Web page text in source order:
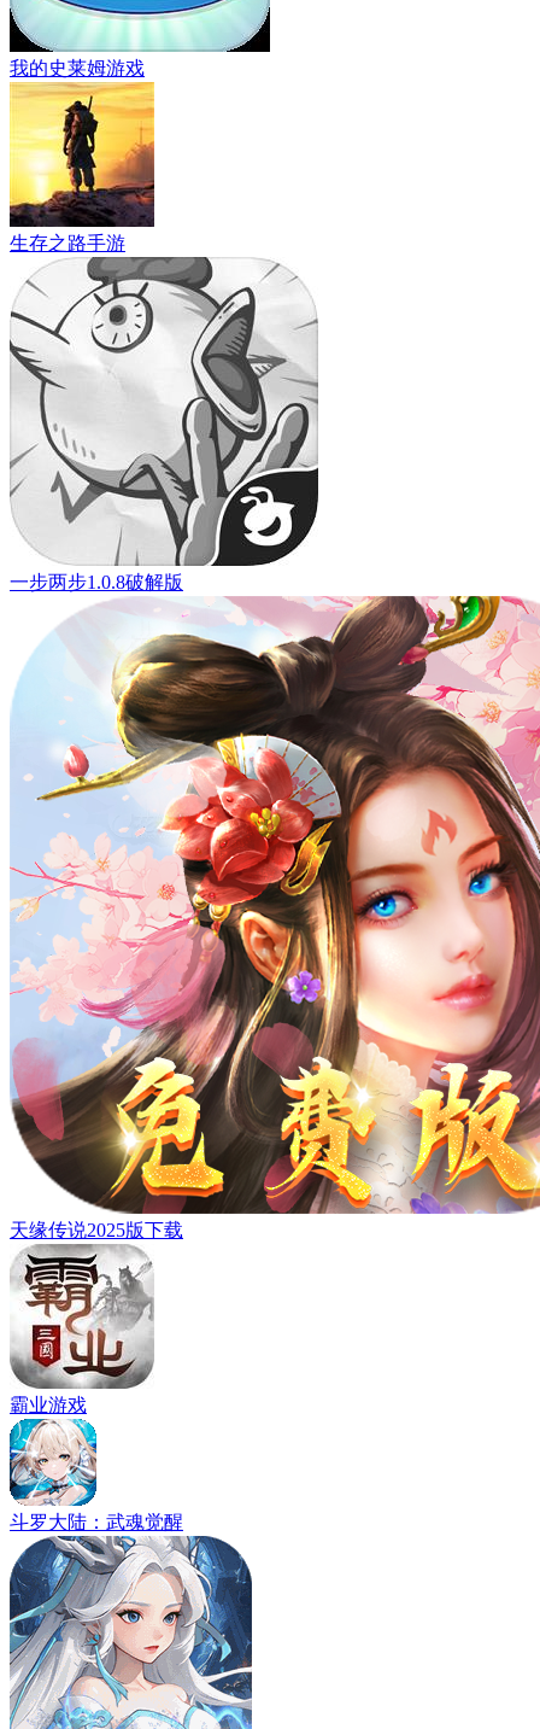
我的史莱姆游戏
生存之路手游
一步两步1.0.8破解版
天缘传说2025版下载
霸业游戏
斗罗大陆：武魂觉醒